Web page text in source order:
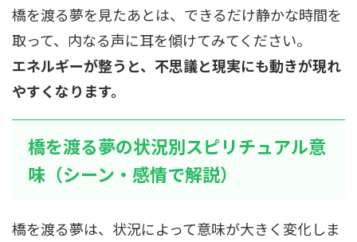
橋を渡る夢を見たあとは、できるだけ静かな時間を
取って、内なる声に耳を傾けてみてください。
エネルギーが整うと、不思議と現実にも動きが現れ
やすくなります。
橋を渡る夢の状況別スピリチュアル意
味（シーン・感情で解説）
橋を渡る夢は、状況によって意味が大きく変化しま